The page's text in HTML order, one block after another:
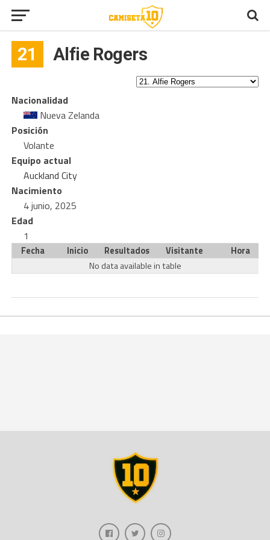
21 Alfie Rogers
Nacionalidad
Nueva Zelanda
Posición
Volante
Equipo actual
Auckland City
Nacimiento
4 junio, 2025
Edad
1
Fecha Inicio Resultados Visitante
Hora
No data available in table